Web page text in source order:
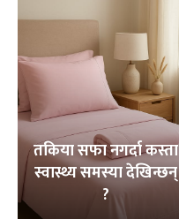
तकिया सफा नगर्दा कस्ता
स्वास्थ्य समस्या देखिन्छन्
?